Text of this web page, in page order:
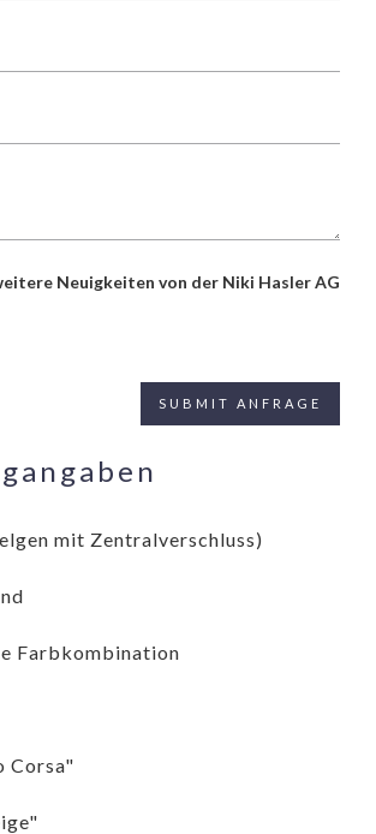
Neuigkeiten von der Niki Hasler AG
mit Zentralverschluss)
Farbkombination
Corsa"